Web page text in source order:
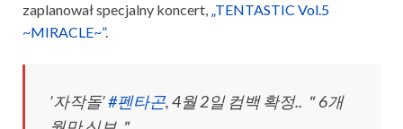
zaplanował specjalny koncert, „TENTASTIC Vol.5
~MIRACLE~”.
’자작돌’#펜타곤, 4월 2일 컴백 확정..＂6개